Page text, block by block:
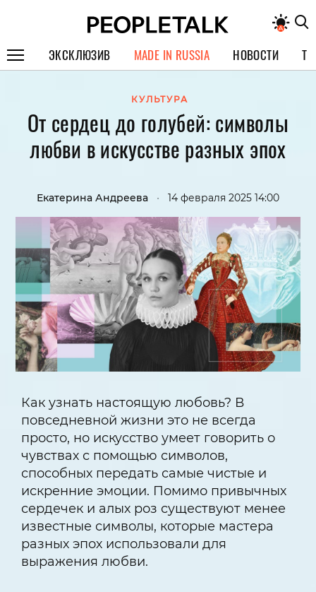
ЭКСКЛЮЗИВ
ИНТЕРВЬЮ
MADE IN RUSSIA НОВОСТИ
КУЛЬТУРА
От сердец до голубей: символы
любви в искусстве разных эпох
Екатерина Андреева • 14 февраля 2025 14:00
Как узнать настоящую любовь? В
повседневной жизни это не всегда
просто, но искусство умеет говорить о
чувствах с помощью символов,
способных передать самые чистые и
искренние эмоции. Помимо привычных
сердечек и алых роз существуют менее
известные символы, которые мастера
разных эпох использовали для
выражения любви.